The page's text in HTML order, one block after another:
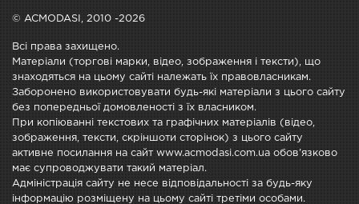
© ACMODASI, 2010 -2026
Всі права захищено.
Матеріали (торгові марки, відео, зображення і тексти), що
знаходяться на цьому сайті належать їх правовласникам.
Заборонено використовувати будь-які матеріали з цього сайту
без попередньої домовленості з їх власником.
При копіюванні текстових та графічних матеріалів (відео,
зображення, тексти, скріншоти сторінок) з цього сайту
активне посилання на сайт www.acmodasi.com.ua обов'язково
має супроводжувати такий матеріал.
Адміністрація сайту не несе відповідальності за будь-яку
інформацію розміщену на цьому сайті третіми особами.